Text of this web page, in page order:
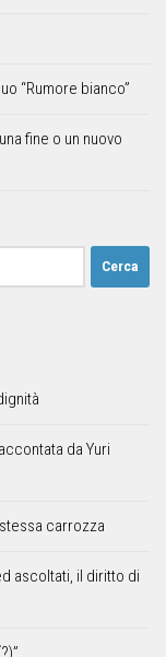
“Rumore bianco”
fine o un nuovo
da Yuri
carrozza
ascoltati, il diritto di